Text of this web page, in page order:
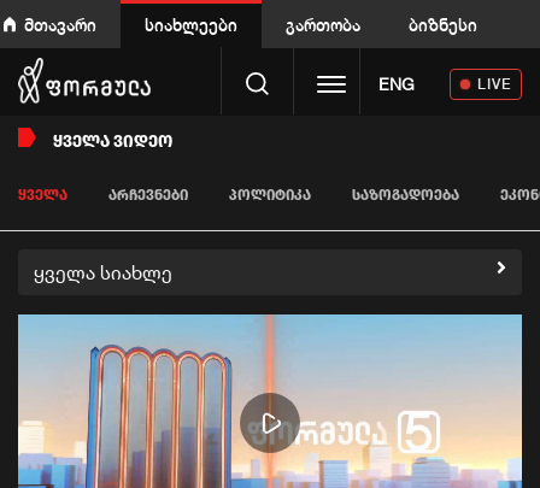
მთავარი სიახლეები გართობა ბიზნესი
Toggle navigation
ENG LIVE
ᲧᲕᲔᲚᲐ ᲕᲘᲓᲔᲝ
ᲧᲕᲔᲚᲐ ᲐᲠᲩᲔᲕᲜᲔᲑᲘ ᲞᲝᲚᲘᲢᲘᲙᲐ ᲡᲐᲖᲝᲒᲐᲓᲝᲔᲑᲐ
ყველა სიახლე